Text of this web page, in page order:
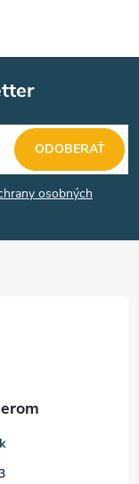
osobných
ODOBERAŤ